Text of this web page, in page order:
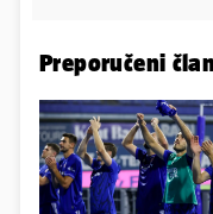
Preporučeni